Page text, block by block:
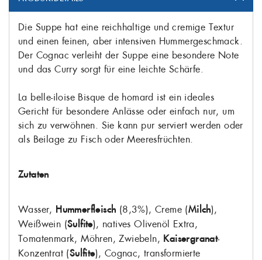
Die Suppe hat eine reichhaltige und cremige Textur
und einen feinen, aber intensiven Hummergeschmack.
Der Cognac verleiht der Suppe eine besondere Note
und das Curry sorgt für eine leichte Schärfe.
La belle-iloise Bisque de homard ist ein ideales
Gericht für besondere Anlässe oder einfach nur, um
sich zu verwöhnen. Sie kann pur serviert werden oder
als Beilage zu Fisch oder Meeresfrüchten.
Zutaten
Wasser, Hummerfleisch (8,3%), Creme (Milch),
Weißwein (Sulfite), natives Olivenöl Extra,
Tomatenmark, Möhren, Zwiebeln, Kaisergranat-
Konzentrat (Sulfite), Cognac, transformierte